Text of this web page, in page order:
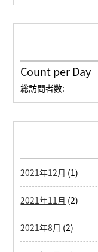
Count per Day
総訪問者数:
2021年12月 (1)
2021年11月 (2)
2021年8月 (2)